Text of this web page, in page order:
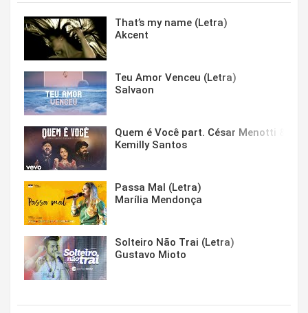
That’s my name (Letra)
Akcent
Teu Amor Venceu (Letra)
Salvaon
Quem é Você part. César Menotti &
Kemilly Santos
Passa Mal (Letra)
Marília Mendonça
Solteiro Não Trai (Letra)
Gustavo Mioto